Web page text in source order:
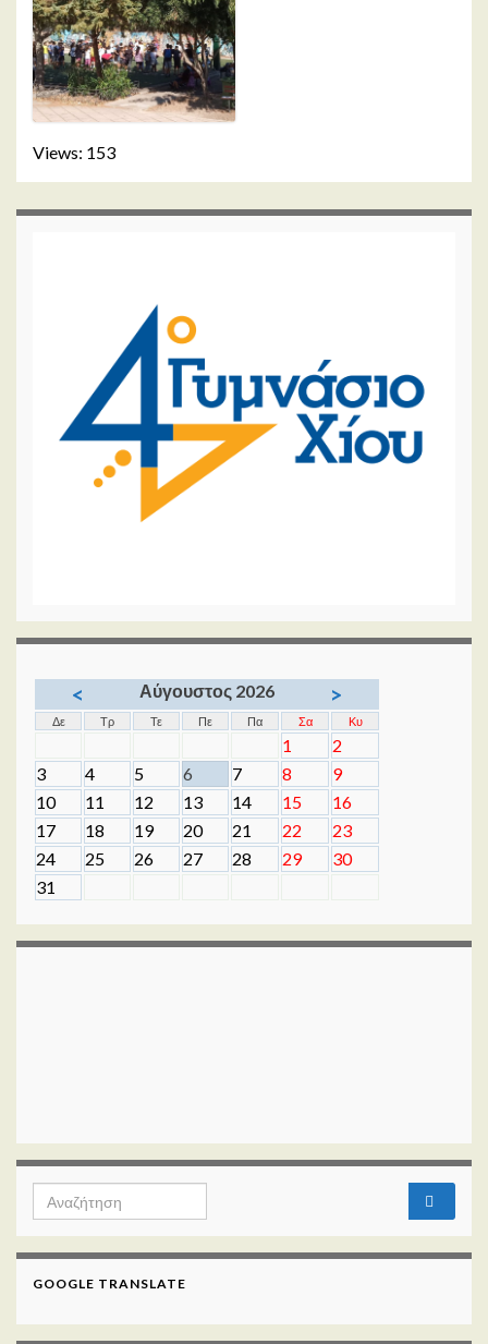
Views: 153
< Αύγουστος 2026 >
Δε Τρ Τε Πε Πα Σα Κυ
1
2
3
4 5 6 7 8
9
10
11 12 13 14 15
16
17
18 19 20 21 22
23
24
25 26 27 28 29
30
31
Search for:
GOOGLE TRANSLATE